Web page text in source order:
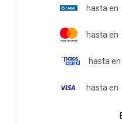
hasta en
hasta en
hasta en
hasta en